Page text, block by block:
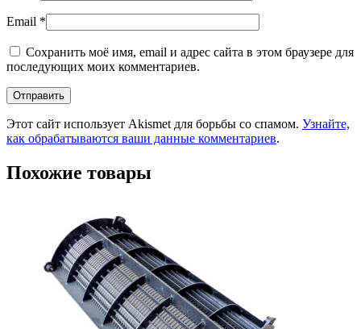
Email *
Сохранить моё имя, email и адрес сайта в этом браузере для
последующих моих комментариев.
Этот сайт использует Akismet для борьбы со спамом. Узнайте,
как обрабатываются ваши данные комментариев.
Похожие товары